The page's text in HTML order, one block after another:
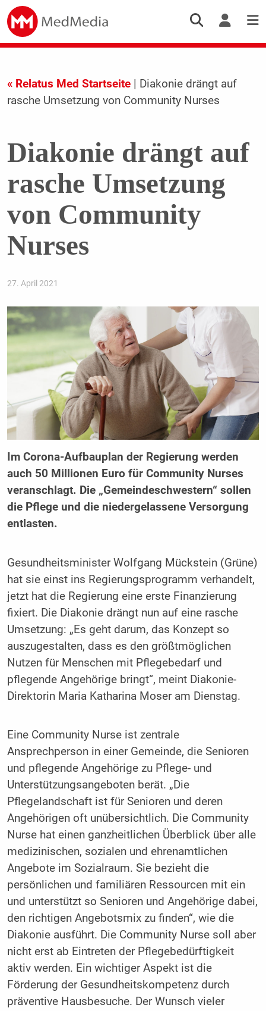
« Relatus Med Startseite| Diakonie drängt auf
rasche Umsetzung von Community Nurses
Diakonie drängt auf
rasche Umsetzung
von Community
Nurses
27. April 2021
Im Corona-Aufbauplan der Regierung werden
auch 50 Millionen Euro für Community Nurses
veranschlagt. Die „Gemeindeschwestern“ sollen
die Pflege und die niedergelassene Versorgung
entlasten.
Gesundheitsminister Wolfgang Mückstein (Grüne)
hat sie einst ins Regierungsprogramm verhandelt,
jetzt hat die Regierung eine erste Finanzierung
fixiert. Die Diakonie drängt nun auf eine rasche
Umsetzung: „Es geht darum, das Konzept so
auszugestalten, dass es den größtmöglichen
Nutzen für Menschen mit Pflegebedarf und
pflegende Angehörige bringt“, meint Diakonie-
Direktorin Maria Katharina Moser am Dienstag.
Eine Community Nurse ist zentrale
Ansprechperson in einer Gemeinde, die Senioren
und pflegende Angehörige zu Pflege- und
Unterstützungsangeboten berät. „Die
Pflegelandschaft ist für Senioren und deren
Angehörigen oft unübersichtlich. Die Community
Nurse hat einen ganzheitlichen Überblick über alle
medizinischen, sozialen und ehrenamtlichen
Angebote im Sozialraum. Sie bezieht die
persönlichen und familiären Ressourcen mit ein
und unterstützt so Senioren und Angehörige dabei,
den richtigen Angebotsmix zu finden“, wie die
Diakonie ausführt. Die Community Nurse soll aber
nicht erst ab Eintreten der Pflegebedürftigkeit
aktiv werden. Ein wichtiger Aspekt ist die
Förderung der Gesundheitskompetenz durch
präventive Hausbesuche. Der Wunsch vieler